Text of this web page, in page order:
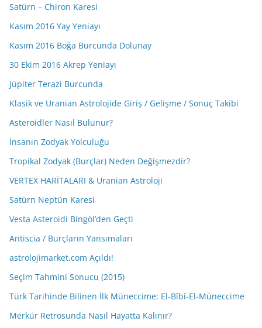
Satürn – Chiron Karesi
Kasım 2016 Yay Yeniayı
Kasım 2016 Boğa Burcunda Dolunay
30 Ekim 2016 Akrep Yeniayı
Jüpiter Terazi Burcunda
Klasik ve Uranian Astrolojide Giriş / Gelişme / Sonuç Takibi
Asteroidler Nasıl Bulunur?
İnsanın Zodyak Yolculuğu
Tropikal Zodyak (Burçlar) Neden Değişmezdir?
VERTEX HARİTALARI & Uranian Astroloji
Satürn Neptün Karesi
Vesta Asteroidi Bingöl’den Geçti
Antiscia / Burçların Yansımaları
astrolojimarket.com Açıldı!
Seçim Tahmini Sonucu (2015)
Türk Tarihinde Bilinen İlk Müneccime: El-Bîbî-El-Müneccime
Merkür Retrosunda Nasıl Hayatta Kalınır?